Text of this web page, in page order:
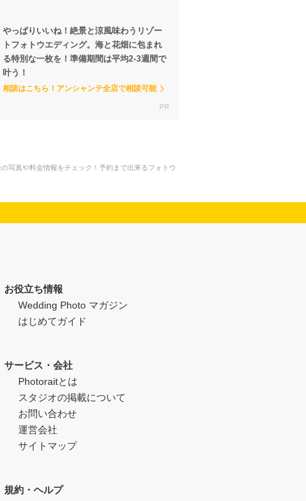
やっぱりいいね！絶景と涼風味わうリゾー
トフォトウエディング。海と花畑に包まれ
る特別な一枚を！準備期間は平均2-3週間で
叶う！
相談はこちら！アンシャンテ全店で相談可能
写真や料金情報をチェック！予約まで出来るフォトウ
お役立ち情報
Wedding Photo マガジン
はじめてガイド
サービス・会社
Photoraitとは
スタジオの掲載について
お問い合わせ
運営会社
サイトマップ
規約・ヘルプ